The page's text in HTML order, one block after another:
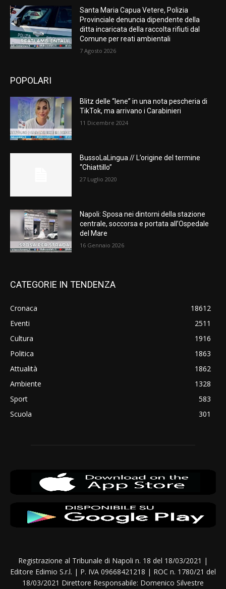
Santa Maria Capua Vetere, Polizia
Provinciale denuncia dipendente della
ditta incaricata della raccolta rifiuti dal
Comune per reati ambientali
7 Agosto 2026
POPOLARI
Blitz delle “Iene” in una nota pescheria di
TikTok, ma arrivano i Carabinieri
11 Dicembre 2024
BussoLaLingua // L’origine del termine
“Chiattillo”
27 Luglio 2020
Napoli: Sposa nei dintorni della stazione
centrale, soccorsa e portata all’Ospedale
del Mare
16 Gennaio 2026
CATEGORIE IN TENDENZA
Cronaca
18612
Eventi
2511
Cultura
1916
Politica
1863
Attualità
1862
Ambiente
1328
Sport
583
Scuola
301
Registrazione al Tribunale di Napoli n. 18 del 18/03/2021 |
Editore Edimio S.r.l. | P. IVA 09668421218 | ROC n. 1780/21 del
18/03/2021 Direttore Responsabile: Domenico Silvestre